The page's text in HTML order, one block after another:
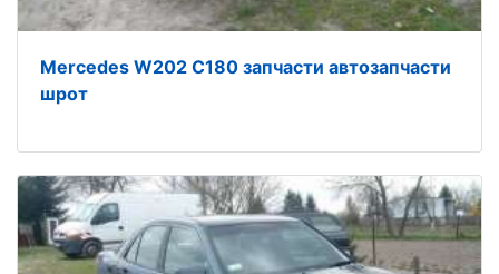
Mercedes W202 C180 запчасти автозапчасти
шрот